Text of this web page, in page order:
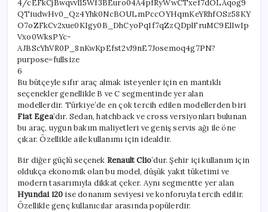
6
Bu bütçeyle sıfır araç almak isteyenler için en mantıklı
seçenekler genellikle B ve C segmentinde yer alan
modellerdir. Türkiye’de en çok tercih edilen modellerden biri
Fiat Egea’dır. Sedan, hatchback ve cross versiyonları bulunan
bu araç, uygun bakım maliyetleri ve geniş servis ağı ile öne
çıkar. Özellikle aile kullanımı için idealdir.
Bir diğer güçlü seçenek Renault Clio’dur. Şehir içi kullanım için
oldukça ekonomik olan bu model, düşük yakıt tüketimi ve
modern tasarımıyla dikkat çeker. Aynı segmentte yer alan
Hyundai i20 ise donanım seviyesi ve konforuyla tercih edilir.
Özellikle genç kullanıcılar arasında popülerdir.